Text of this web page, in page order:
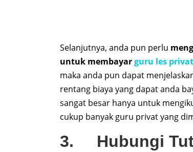
Selanjutnya, anda pun perlu
untuk membayarguru les
maka anda pun dapat
rentang biaya yang dapat anda
sangat besar hanya untuk
cukup banyak guru privat yang
3. Hubungi